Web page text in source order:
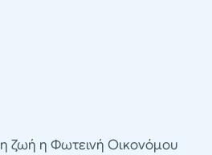
ζωή η Φωτεινή Οικονόμου